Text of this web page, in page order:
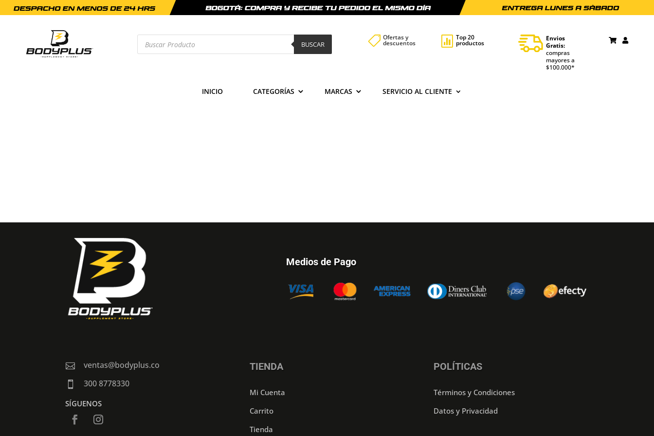
Búsqueda
productos
BUSCAR  Ofertas y
descuentos  Top 20
productos
Envios
Gratis:
compras
mayores a
$100.000*
INICIO CATEGORÍAS MARCAS SERVICIO AL CLIENTE
Medios de Pago
 ventas@bodyplus.co
 300 8778330
SÍGUENOS
TIENDA
Mi Cuenta
Carrito
Tienda
POLÍTICAS
Términos y Condiciones
Datos y Privacidad